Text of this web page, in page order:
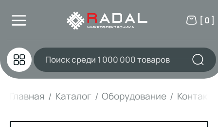
[ 0 ]
Главная Каталог Оборудование